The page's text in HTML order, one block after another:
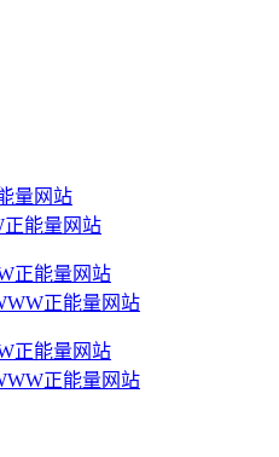
正能量网站
正能量网站
正能量网站